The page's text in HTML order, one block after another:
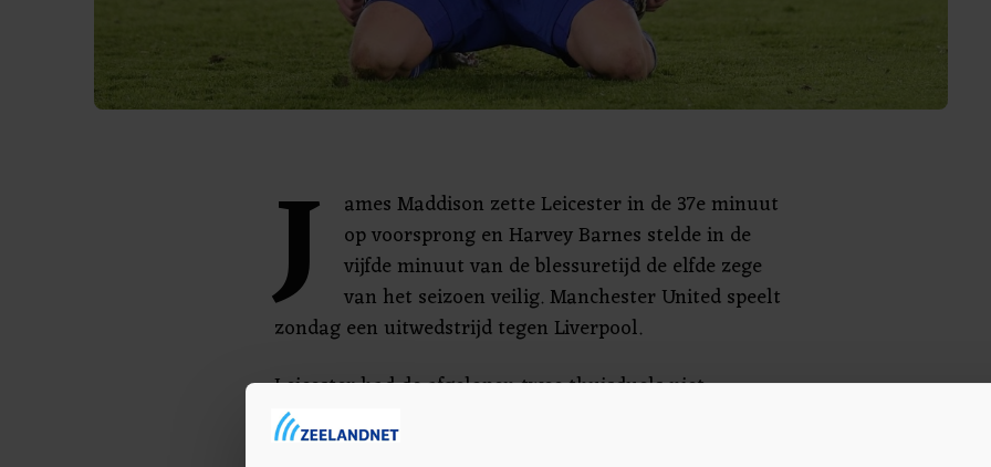
J
ames Maddison zette Leicester in de 37e minuut
op voorsprong en Harvey Barnes stelde in de
vijfde minuut van de blessuretijd de elfde zege
van het seizoen veilig. Manchester United speelt
zondag een uitwedstrijd tegen Liverpool.
Leicester had de afgelopen twee thuisduels niet
gewonnen. Tegen Everton werd het 0-2 en tegen United
2-2.